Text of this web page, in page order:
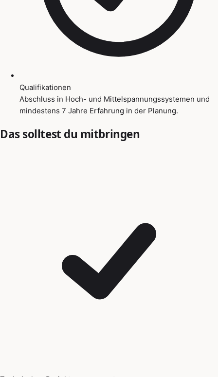
Qualifikationen
Abschluss in Hoch- und Mittelspannungssystemen und
mindestens 7 Jahre Erfahrung in der Planung.
Das solltest du mitbringen